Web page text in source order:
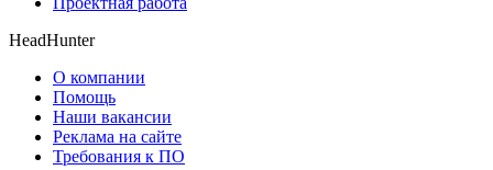
HeadHunter
О компании
Помощь
Наши вакансии
Реклама на сайте
Требования к ПО